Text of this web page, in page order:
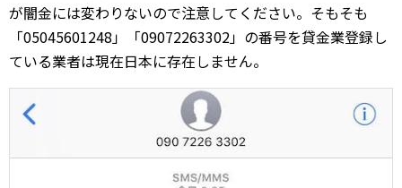
が闇金には変わりないので注意してください。そもそも
「05045601248」「09072263302」の番号を貸金業登録し
ている業者は現在日本に存在しません。